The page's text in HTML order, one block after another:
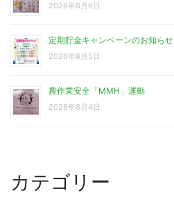
2026年8月6日
定期貯金キャンペーンのお知らせ
2026年8月5日
農作業安全「MMH」運動
2026年8月4日
カテゴリー